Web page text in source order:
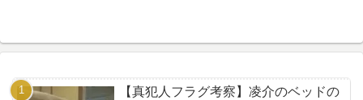
【真犯人フラグ考察】凌介のベッドの